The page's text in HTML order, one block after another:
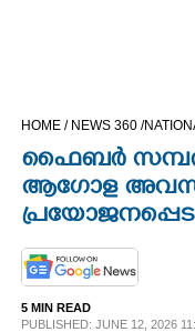
CINEMA
OPINION
PHOTOS
LIFESTYLE
HOME / NEWS 360 /
ഫൈബർ
ആഗോള
5 MIN READ
PUBLISHED: JUNE 12, 2026